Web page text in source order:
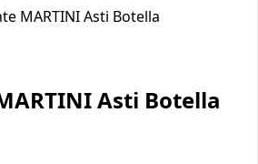
Asti Botella